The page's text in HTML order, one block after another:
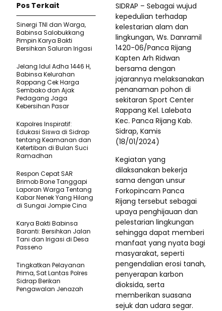
SIDRAP – Sebagai wujud
kepedulian terhadap
kelestarian alam dan
lingkungan, Ws. Danramil
1420-06/Panca Rijang
Kapten Arh Ridwan
bersama dengan
jajarannya melaksanakan
penanaman pohon di
sekitaran Sport Center
Rappang Kel. Lalebata
Kec. Panca Rijang Kab.
Sidrap, Kamis
(18/01/2024)
Kegiatan yang
dilaksanakan bekerja
sama dengan unsur
Forkopincam Panca
Rijang tersebut sebagai
upaya penghijauan dan
pelestarian lingkungan
sehingga dapat memberi
manfaat yang nyata bagi
masyarakat, seperti
pengendalian erosi tanah,
penyerapan karbon
dioksida, serta
memberikan suasana
sejuk dan udara segar.
Pos Terkait
​Sinergi TNI dan Warga,
Babinsa Salobukkang
Pimpin Karya Bakti
Bersihkan Saluran Irigasi
Jelang Idul Adha 1446 H,
Babinsa Kelurahan
Rappang Cek Harga
Sembako dan Ajak
Pedagang Jaga
Kebersihan Pasar
Kapolres Inspiratif:
Edukasi Siswa di Sidrap
tentang Keamanan dan
Ketertiban di Bulan Suci
Ramadhan
Respon Cepat SAR
Brimob Bone Tanggapi
Laporan Warga Tentang
Kabar Nenek Yang Hilang
di Sungai Jompie Cina
Karya Bakti Babinsa
Baranti: Bersihkan Jalan
Tani dan Irigasi di Desa
Passeno
Tingkatkan Pelayanan
Prima, Sat Lantas Polres
Sidrap Berikan
Pengawalan Jenazah